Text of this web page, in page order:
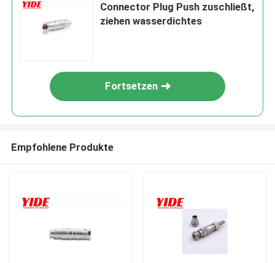
Connector Plug Push zuschließt,
ziehen wasserdichtes
Fortsetzen
Empfohlene Produkte